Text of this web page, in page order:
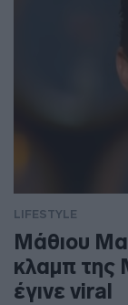
LIFESTYLE
Μάθιου
κλαμπ της
έγινε viral